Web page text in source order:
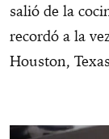
salió de la
recordó a la
Houston,